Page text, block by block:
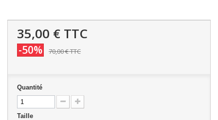
35,00 € TTC
-50% 70,00 €TTC
Quantité
Taille